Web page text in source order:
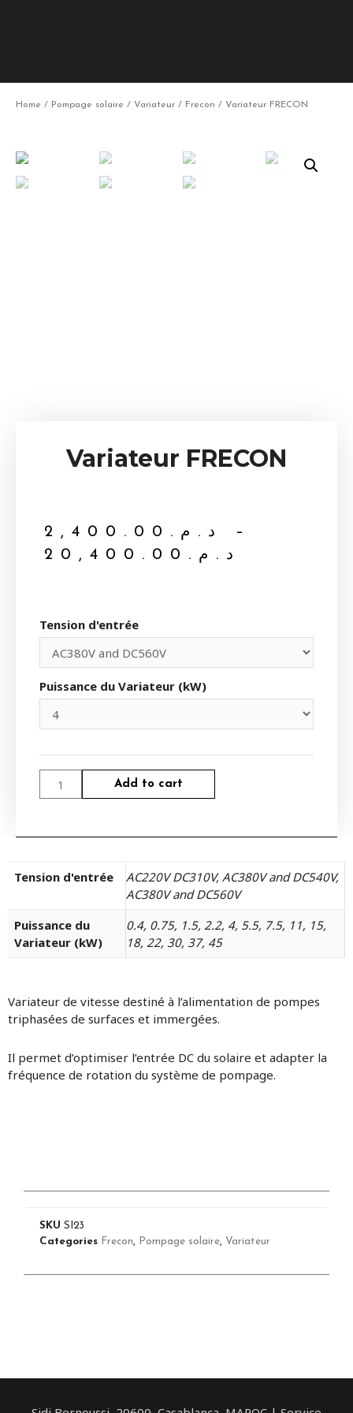
Home / Pompage solaire / Variateur / Frecon / Variateur FRECON
Variateur FRECON
د.م. 2,400.00
–
د.م. 20,400.00
Tension d'entrée
Puissance du Variateur (kW)
Add to cart
Tension d'entrée
AC220V DC310V, AC380V and DC540V,
AC380V and DC560V
Puissance du
Variateur (kW)
0.4, 0.75, 1.5, 2.2, 4, 5.5, 7.5, 11, 15,
18, 22, 30, 37, 45
Variateur de vitesse destiné à l’alimentation de pompes
triphasées de surfaces et immergées.
Il permet d’optimiser l’entrée DC du solaire et adapter la
fréquence de rotation du système de pompage.
SKU SI23
Categories Frecon, Pompage solaire, Variateur